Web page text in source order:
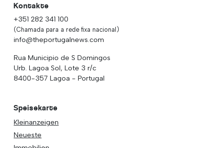
Kontakte
+351 282 341 100
(Chamada para a rede fixa nacional)
info@theportugalnews.com
Rua Municipio de S Domingos
Urb. Lagoa Sol, Lote 3 r/c
8400-357 Lagoa - Portugal
Speisekarte
Kleinanzeigen
Neueste